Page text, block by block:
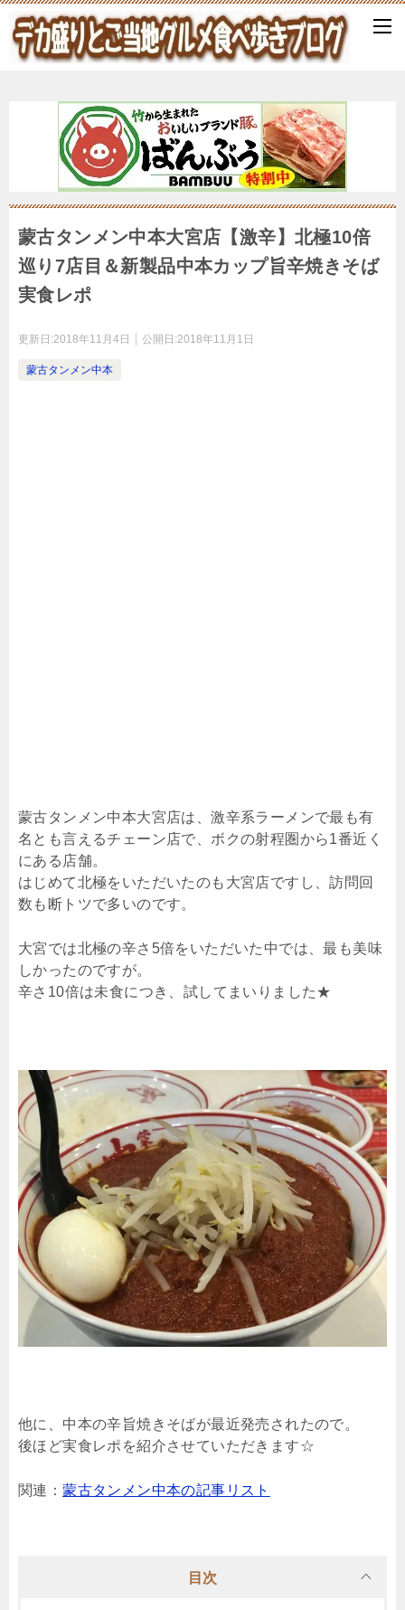
蒙古タンメン中本大宮店【激辛】北極10倍
巡り7店目＆新製品中本カップ旨辛焼きそば
実食レポ
更新日:2018年11月4日 公開日:2018年11月1日
蒙古タンメン中本
蒙古タンメン中本大宮店は、激辛系ラーメンで最も有
名とも言えるチェーン店で、ボクの射程圏から1番近く
にある店舗。
はじめて北極をいただいたのも大宮店ですし、訪問回
数も断トツで多いのです。
大宮では北極の辛さ5倍をいただいた中では、最も美味
しかったのですが。
辛さ10倍は未食につき、試してまいりました★
他に、中本の辛旨焼きそばが最近発売されたので。
後ほど実食レポを紹介させていただきます☆
関連：蒙古タンメン中本の記事リスト
目次